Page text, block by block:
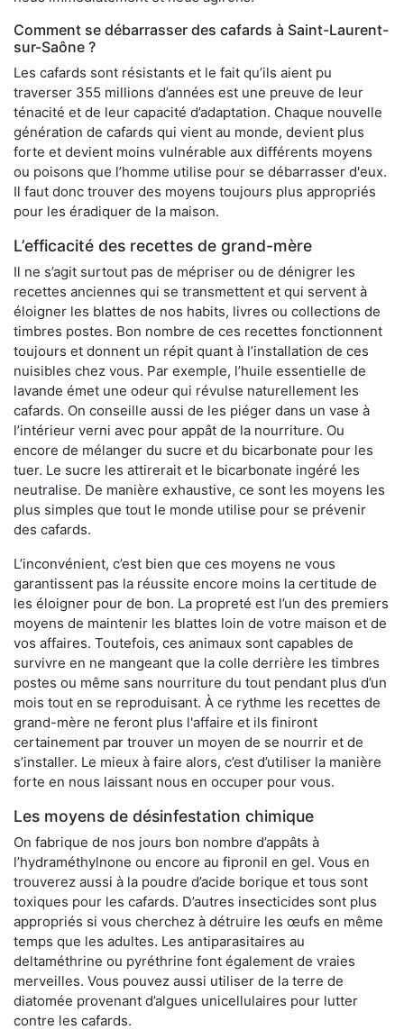
Comment se débarrasser des cafards à Saint-Laurent-
sur-Saône ?
Les cafards sont résistants et le fait qu’ils aient pu
traverser 355 millions d’années est une preuve de leur
ténacité et de leur capacité d’adaptation. Chaque nouvelle
génération de cafards qui vient au monde, devient plus
forte et devient moins vulnérable aux différents moyens
ou poisons que l’homme utilise pour se débarrasser d'eux.
Il faut donc trouver des moyens toujours plus appropriés
pour les éradiquer de la maison.
L’efficacité des recettes de grand-mère
Il ne s’agit surtout pas de mépriser ou de dénigrer les
recettes anciennes qui se transmettent et qui servent à
éloigner les blattes de nos habits, livres ou collections de
timbres postes. Bon nombre de ces recettes fonctionnent
toujours et donnent un répit quant à l’installation de ces
nuisibles chez vous. Par exemple, l’huile essentielle de
lavande émet une odeur qui révulse naturellement les
cafards. On conseille aussi de les piéger dans un vase à
l’intérieur verni avec pour appât de la nourriture. Ou
encore de mélanger du sucre et du bicarbonate pour les
tuer. Le sucre les attirerait et le bicarbonate ingéré les
neutralise. De manière exhaustive, ce sont les moyens les
plus simples que tout le monde utilise pour se prévenir
des cafards.
L’inconvénient, c’est bien que ces moyens ne vous
garantissent pas la réussite encore moins la certitude de
les éloigner pour de bon. La propreté est l’un des premiers
moyens de maintenir les blattes loin de votre maison et de
vos affaires. Toutefois, ces animaux sont capables de
survivre en ne mangeant que la colle derrière les timbres
postes ou même sans nourriture du tout pendant plus d’un
mois tout en se reproduisant. À ce rythme les recettes de
grand-mère ne feront plus l'affaire et ils finiront
certainement par trouver un moyen de se nourrir et de
s’installer. Le mieux à faire alors, c’est d’utiliser la manière
forte en nous laissant nous en occuper pour vous.
Les moyens de désinfestation chimique
On fabrique de nos jours bon nombre d’appâts à
l’hydraméthylnone ou encore au fipronil en gel. Vous en
trouverez aussi à la poudre d’acide borique et tous sont
toxiques pour les cafards. D’autres insecticides sont plus
appropriés si vous cherchez à détruire les œufs en même
temps que les adultes. Les antiparasitaires au
deltaméthrine ou pyréthrine font également de vraies
merveilles. Vous pouvez aussi utiliser de la terre de
diatomée provenant d’algues unicellulaires pour lutter
contre les cafards.